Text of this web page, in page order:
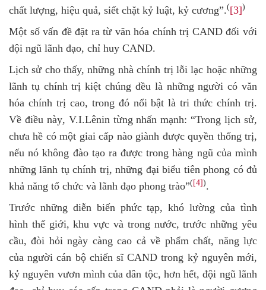
chất lượng, hiệu quả, siết chặt kỷ luật, kỷ cương”.([3])
Một số vấn đề đặt ra từ văn hóa chính trị CAND đối với
đội ngũ lãnh đạo, chỉ huy CAND.
Lịch sử cho thấy, những nhà chính trị lỗi lạc hoặc những
lãnh tụ chính trị kiệt chúng đều là những người có văn
hóa chính trị cao, trong đó nổi bật là tri thức chính trị.
Về điều này, V.I.Lênin từng nhấn mạnh: “Trong lịch sử,
chưa hề có một giai cấp nào giành được quyền thống trị,
nếu nó không đào tạo ra được trong hàng ngũ của mình
những lãnh tụ chính trị, những đại biểu tiên phong có đủ
khả năng tổ chức và lãnh đạo phong trào”([4]).
Trước những diễn biến phức tạp, khó lường của tình
hình thế giới, khu vực và trong nước, trước những yêu
cầu, đòi hỏi ngày càng cao cả về phẩm chất, năng lực
của người cán bộ chiến sĩ CAND trong kỷ nguyên mới,
kỷ nguyên vươn mình của dân tộc, hơn hết, đội ngũ lãnh